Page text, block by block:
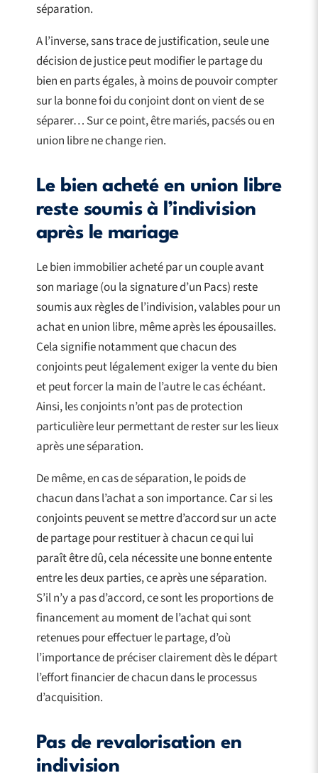
séparation.
A l’inverse, sans trace de justification, seule une
décision de justice peut modifier le partage du
bien en parts égales, à moins de pouvoir compter
sur la bonne foi du conjoint dont on vient de se
séparer… Sur ce point, être mariés, pacsés ou en
union libre ne change rien.
Le bien acheté en union libre
reste soumis à l’indivision
après le mariage
Le bien immobilier acheté par un couple avant
son mariage (ou la signature d’un Pacs) reste
soumis aux règles de l’indivision, valables pour un
achat en union libre, même après les épousailles.
Cela signifie notamment que chacun des
conjoints peut légalement exiger la vente du bien
et peut forcer la main de l’autre le cas échéant.
Ainsi, les conjoints n’ont pas de protection
particulière leur permettant de rester sur les lieux
après une séparation.
De même, en cas de séparation, le poids de
chacun dans l’achat a son importance. Car si les
conjoints peuvent se mettre d’accord sur un acte
de partage pour restituer à chacun ce qui lui
paraît être dû, cela nécessite une bonne entente
entre les deux parties, ce après une séparation.
S’il n’y a pas d’accord, ce sont les proportions de
financement au moment de l’achat qui sont
retenues pour effectuer le partage, d’où
l’importance de préciser clairement dès le départ
l’effort financier de chacun dans le processus
d’acquisition.
Pas de revalorisation en
indivision